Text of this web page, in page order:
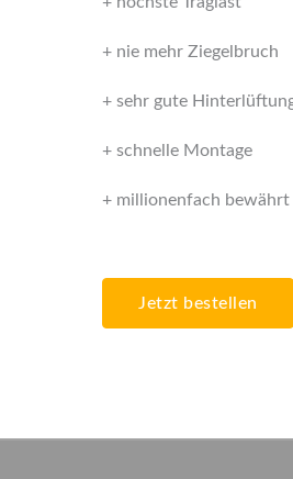
+ nie mehr Ziegelbruch
+ sehr gute
+ schnelle Montage
+ millionenfach bewährt
Jetzt bestellen